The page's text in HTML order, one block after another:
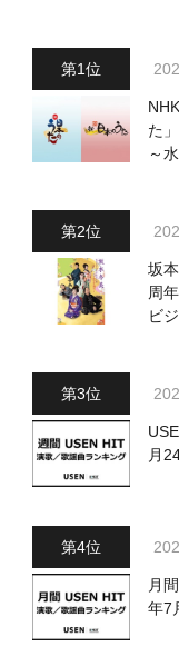
た
～
坂
周
ビ
月
月
年7